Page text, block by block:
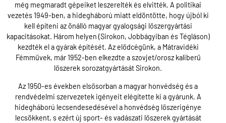
még megmaradt gépeiket leszerelték és elvitték. A politikai
vezetés 1949-ben, a hidegháború miatt eldöntötte, hogy újból ki
kell építeni az önálló magyar gyalogsági lőszergyártási
kapacitásokat. Három helyen (Sirokon, Jobbágyiban és Tégláson)
kezdték el a gyárak építését. Az elődcégünk, a Mátravidéki
Fémművek, már 1952-ben elkezdte a szovjet/orosz kaliberű
lőszerek sorozatgyártását Sirokon.
Az 1950-es években elsősorban a magyar honvédség és a
rendvédelmi szervezetek igényeit elégítette ki a gyárunk. A
hidegháború lecsendesedésével a honvédség lőszerigénye
lecsökkent, s ezért új sport- és vadászati lőszerek gyártását